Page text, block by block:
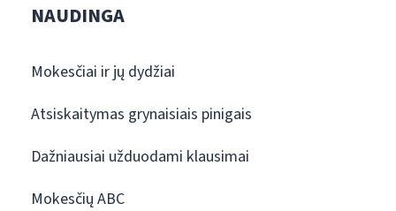
NAUDINGA
Mokesčiai ir jų dydžiai
Atsiskaitymas grynaisiais pinigais
Dažniausiai užduodami klausimai
Mokesčių ABC